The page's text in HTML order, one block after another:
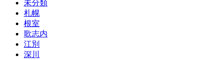
未分類
札幌
根室
歌志内
江別
深川